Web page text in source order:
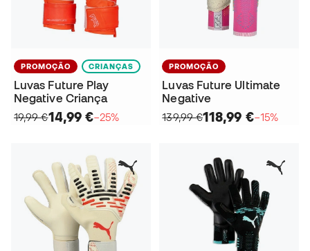
PROMOÇÃO CRIANÇAS
Luvas Future Play
Negative Criança
19,99 €14,99 €−25%
PROMOÇÃO
Luvas Future Ultimate
Negative
139,99 €118,99 €−15%